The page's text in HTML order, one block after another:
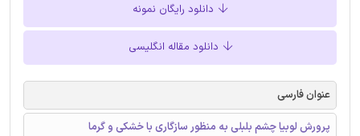
دانلود رایگان نمونه
دانلود مقاله انگلیسی
عنوان فارسی
پرورش لوبیا چشم بلبلی به منظور سازگاری با خشکی و گرما